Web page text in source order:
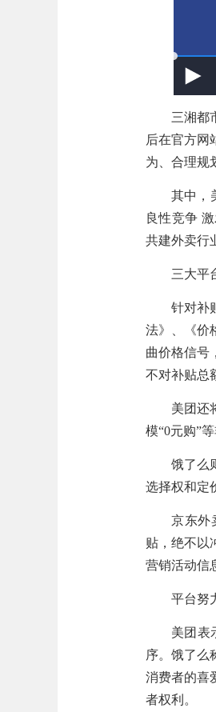
三湘都
后在官方网
为、合理规
其中，
良性竞争
共建外卖行
三大平
针对补
法》、《价
曲价格信号
不对补贴总
美团还
模“0元购”
饿了么
选择权和定
京东外
贴，绝不以
营销活动信
平台努
美团表
序。饿了么
消费者的喜
者权利。